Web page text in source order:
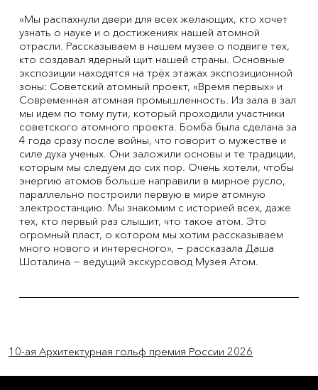
«Мы распахнули двери для всех желающих, кто хочет
узнать о науке и о достижениях нашей атомной
отрасли. Рассказываем в нашем музее о подвиге тех,
кто создавал ядерный щит нашей страны. Основные
экспозиции находятся на трёх этажах экспозиционной
зоны: Советский атомный проект, «Время первых» и
Современная атомная промышленность. Из зала в зал
мы идем по тому пути, который проходили участники
советского атомного проекта. Бомба была сделана за
4 года сразу после войны, что говорит о мужестве и
силе духа ученых. Они заложили основы и те традиции,
которым мы следуем до сих пор. Очень хотели, чтобы
энергию атомов больше направили в мирное русло,
параллельно построили первую в мире атомную
электростанцию. Мы знакомим с историей всех, даже
тех, кто первый раз слышит, что такое атом. Это
огромный пласт, о котором мы хотим рассказываем
много нового и интересного», − рассказала Даша
Шоталина − ведущий экскурсовод Музея Атом.
10-ая Архитектурная гольф премия России 2026